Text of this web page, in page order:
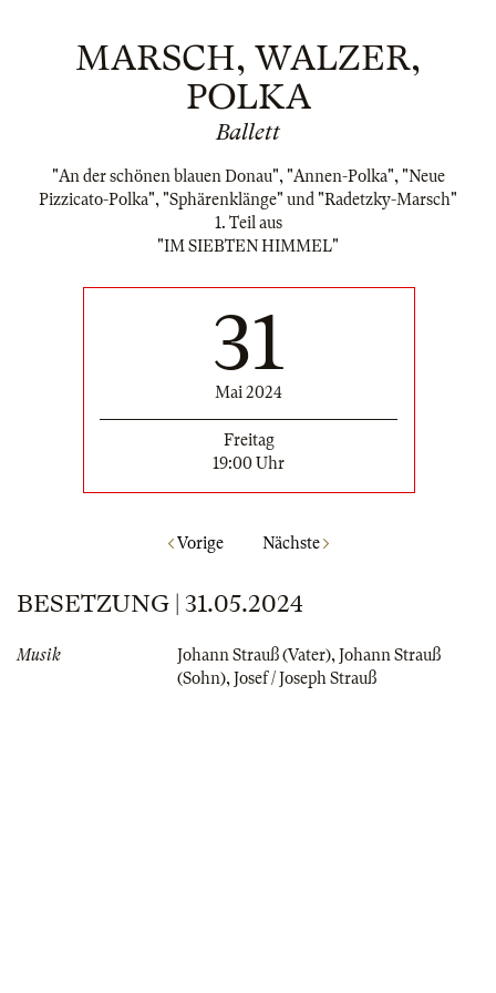
MARSCH, WALZER,
POLKA
Ballett
"An der schönen blauen Donau", "Annen-Polka", "Neue
Pizzicato-Polka", "Sphärenklänge" und "Radetzky-Marsch"
1. Teil aus
"IM SIEBTEN HIMMEL"
31
Mai 2024
Freitag
19:00 Uhr
Vorige Nächste
BESETZUNG | 31.05.2024
Musik Johann Strauß (Vater), Johann Strauß
(Sohn), Josef / Joseph Strauß